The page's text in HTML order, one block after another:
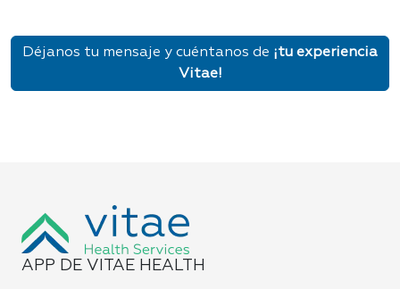
Déjanos tu mensaje y cuéntanos de ¡tu experiencia
Vitae!
APP DE VITAE HEALTH